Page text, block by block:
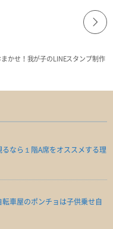
かせ！我が子のLINEスタンプ制作
なら１階A席をオススメする理
車屋のポンチョは子供乗せ自